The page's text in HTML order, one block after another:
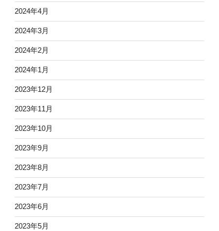
2024年4月
2024年3月
2024年2月
2024年1月
2023年12月
2023年11月
2023年10月
2023年9月
2023年8月
2023年7月
2023年6月
2023年5月